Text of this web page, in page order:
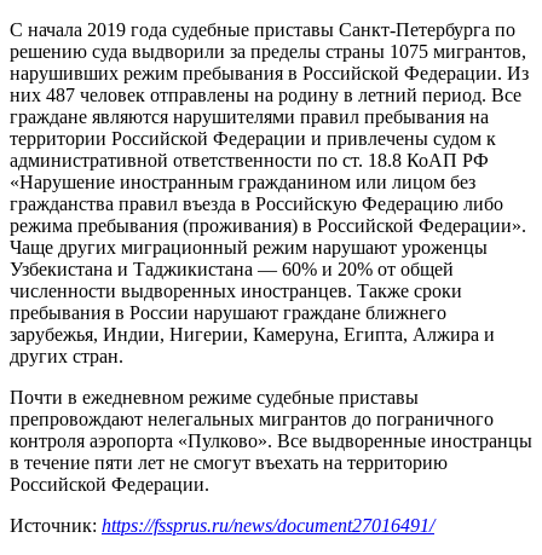
С начала 2019 года судебные приставы Санкт-Петербурга по
решению суда выдворили за пределы страны 1075 мигрантов,
нарушивших режим пребывания в Российской Федерации. Из
них 487 человек отправлены на родину в летний период. Все
граждане являются нарушителями правил пребывания на
территории Российской Федерации и привлечены судом к
административной ответственности по ст. 18.8 КоАП РФ
«Нарушение иностранным гражданином или лицом без
гражданства правил въезда в Российскую Федерацию либо
режима пребывания (проживания) в Российской Федерации».
Чаще других миграционный режим нарушают уроженцы
Узбекистана и Таджикистана — 60% и 20% от общей
численности выдворенных иностранцев. Также сроки
пребывания в России нарушают граждане ближнего
зарубежья, Индии, Нигерии, Камеруна, Египта, Алжира и
других стран.
Почти в ежедневном режиме судебные приставы
препровождают нелегальных мигрантов до пограничного
контроля аэропорта «Пулково». Все выдворенные иностранцы
в течение пяти лет не смогут въехать на территорию
Российской Федерации.
Источник: https://fssprus.ru/news/document27016491/